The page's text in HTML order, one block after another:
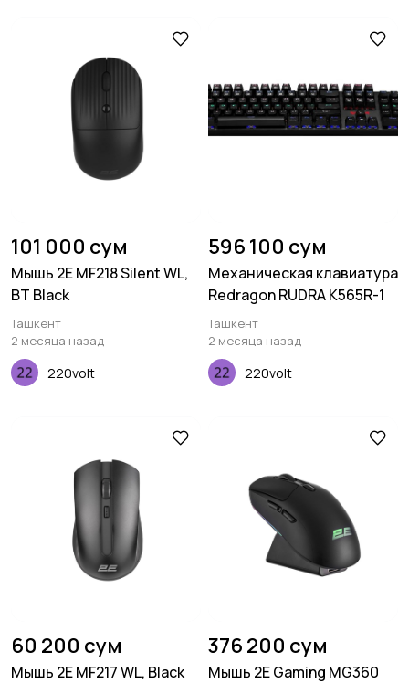
101 000 сум
Мышь 2E MF218 Silent WL,
BT Black
Ташкент
2 месяца назад
220volt
596 100 сум
Механическая клавиатура
Redragon RUDRA K565R-1
Ташкент
2 месяца назад
220volt
60 200 сум
Мышь 2E MF217 WL, Black
376 200 сум
Мышь 2E Gaming MG360